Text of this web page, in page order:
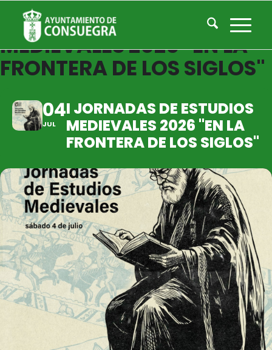
I JORNADAS DE ESTUDIOS
MEDIEVALES 2026 "EN LA
FRONTERA DE LOS SIGLOS"
04
JUL
I JORNADAS DE ESTUDIOS
MEDIEVALES 2026 "EN LA
FRONTERA DE LOS SIGLOS"